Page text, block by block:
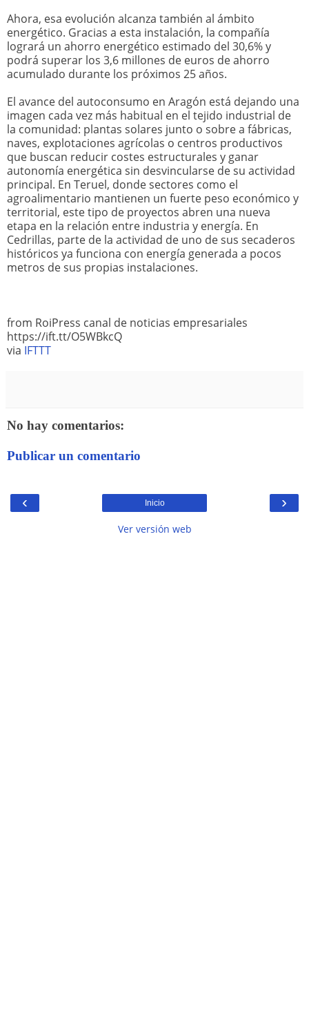
Ahora, esa evolución alcanza también al ámbito
energético. Gracias a esta instalación, la compañía
logrará un ahorro energético estimado del 30,6% y
podrá superar los 3,6 millones de euros de ahorro
acumulado durante los próximos 25 años.
El avance del autoconsumo en Aragón está dejando una
imagen cada vez más habitual en el tejido industrial de
la comunidad: plantas solares junto o sobre a fábricas,
naves, explotaciones agrícolas o centros productivos
que buscan reducir costes estructurales y ganar
autonomía energética sin desvincularse de su actividad
principal. En Teruel, donde sectores como el
agroalimentario mantienen un fuerte peso económico y
territorial, este tipo de proyectos abren una nueva
etapa en la relación entre industria y energía. En
Cedrillas, parte de la actividad de uno de sus secaderos
históricos ya funciona con energía generada a pocos
metros de sus propias instalaciones.
from RoiPress canal de noticias empresariales
https://ift.tt/O5WBkcQ
via IFTTT
No hay comentarios:
Publicar un comentario
‹ ›
Inicio
Ver versión web